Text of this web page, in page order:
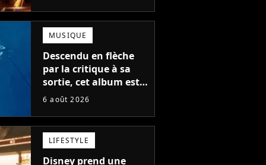
MUSIQUE
Descendu en flèche
par la critique à sa
sortie, cet album est
en train de devenir le
auteur
6 août 2026
LIFESTYLE
Disney prend une